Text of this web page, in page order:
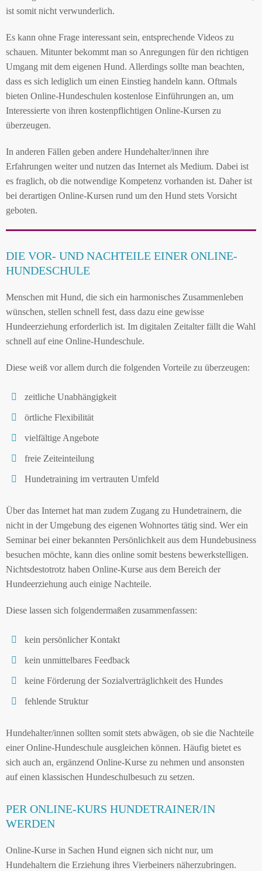
ist somit nicht verwunderlich.
Es kann ohne Frage interessant sein, entsprechende Videos zu
schauen. Mitunter bekommt man so Anregungen für den richtigen
Umgang mit dem eigenen Hund. Allerdings sollte man beachten,
dass es sich lediglich um einen Einstieg handeln kann. Oftmals
bieten Online-Hundeschulen kostenlose Einführungen an, um
Interessierte von ihren kostenpflichtigen Online-Kursen zu
überzeugen.
In anderen Fällen geben andere Hundehalter/innen ihre
Erfahrungen weiter und nutzen das Internet als Medium. Dabei ist
es fraglich, ob die notwendige Kompetenz vorhanden ist. Daher ist
bei derartigen Online-Kursen rund um den Hund stets Vorsicht
geboten.
DIE VOR- UND NACHTEILE EINER ONLINE-
HUNDESCHULE
Menschen mit Hund, die sich ein harmonisches Zusammenleben
wünschen, stellen schnell fest, dass dazu eine gewisse
Hundeerziehung erforderlich ist. Im digitalen Zeitalter fällt die Wahl
schnell auf eine Online-Hundeschule.
Diese weiß vor allem durch die folgenden Vorteile zu überzeugen:
zeitliche Unabhängigkeit
örtliche Flexibilität
vielfältige Angebote
freie Zeiteinteilung
Hundetraining im vertrauten Umfeld
Über das Internet hat man zudem Zugang zu Hundetrainern, die
nicht in der Umgebung des eigenen Wohnortes tätig sind. Wer ein
Seminar bei einer bekannten Persönlichkeit aus dem Hundebusiness
besuchen möchte, kann dies online somit bestens bewerkstelligen.
Nichtsdestotrotz haben Online-Kurse aus dem Bereich der
Hundeerziehung auch einige Nachteile.
Diese lassen sich folgendermaßen zusammenfassen:
kein persönlicher Kontakt
kein unmittelbares Feedback
keine Förderung der Sozialverträglichkeit des Hundes
fehlende Struktur
Hundehalter/innen sollten somit stets abwägen, ob sie die Nachteile
einer Online-Hundeschule ausgleichen können. Häufig bietet es
sich auch an, ergänzend Online-Kurse zu nehmen und ansonsten
auf einen klassischen Hundeschulbesuch zu setzen.
PER ONLINE-KURS HUNDETRAINER/IN
WERDEN
Online-Kurse in Sachen Hund eignen sich nicht nur, um
Hundehaltern die Erziehung ihres Vierbeiners näherzubringen.